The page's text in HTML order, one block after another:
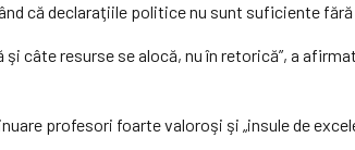
că declaraţiile politice nu sunt suficiente
câte resurse se alocă, nu în retorică”, a
profesori foarte valoroşi şi „insule de